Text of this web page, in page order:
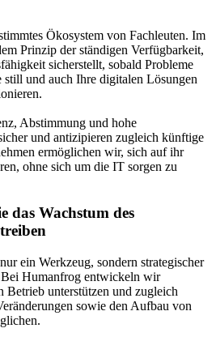
Ökosystem von Fachleuten. Im
Prinzip der ständigen Verfügbarkeit,
sicherstellt, sobald Probleme
still und auch Ihre digitalen Lösungen
Abstimmung und hohe
und antizipieren zugleich künftige
ermöglichen wir, sich auf ihr
ohne sich um die IT sorgen zu
das Wachstum des
ein Werkzeug, sondern strategischer
Bei Humanfrog entwickeln wir
Betrieb unterstützen und zugleich
sowie den Aufbau von